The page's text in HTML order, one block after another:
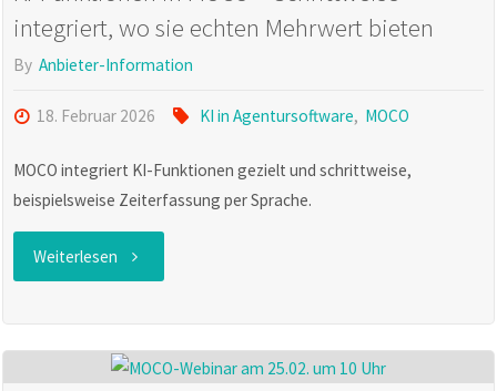
integriert, wo sie echten Mehrwert bieten
By Anbieter-Information
18. Februar 2026 KI in Agentursoftware, MOCO
MOCO integriert KI-Funktionen gezielt und schrittweise,
beispielsweise Zeiterfassung per Sprache.
Weiterlesen "KI-
in